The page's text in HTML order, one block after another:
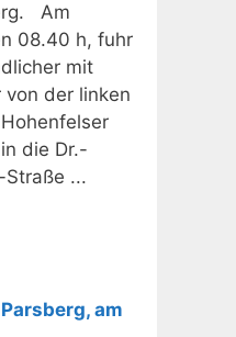
Am
08.40 h, fuhr
mit
von der linken
die Dr.-
...
am